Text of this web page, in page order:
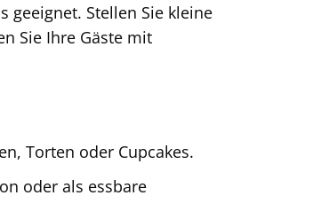
geeignet. Stellen Sie kleine
Sie Ihre Gäste mit
Torten oder Cupcakes.
oder als essbare